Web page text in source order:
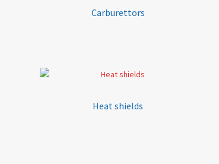
Carburettors
Heat shields